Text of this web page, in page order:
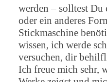
werden – solltest Du
oder ein anderes
Stickmaschine
wissen, ich werde
versuchen, dir
Ich freue mich sehr,